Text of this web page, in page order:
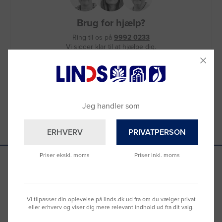
Brug for hjælp?
Ring til os på 9992 0233
Vi sidder klar til at hjælpe dig.
Du kan også kontakte din lokale sælger
–
se oversigten her
Jeg handler som
ERHVERV
Priser ekskl. moms
PRIVATPERSON
Priser inkl. moms
Vi tilpasser din oplevelse på linds.dk ud fra om du vælger privat
eller erhverv og viser dig mere relevant indhold ud fra dit valg.